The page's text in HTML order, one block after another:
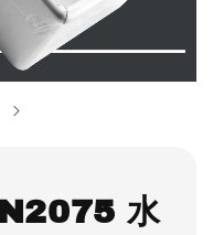
水